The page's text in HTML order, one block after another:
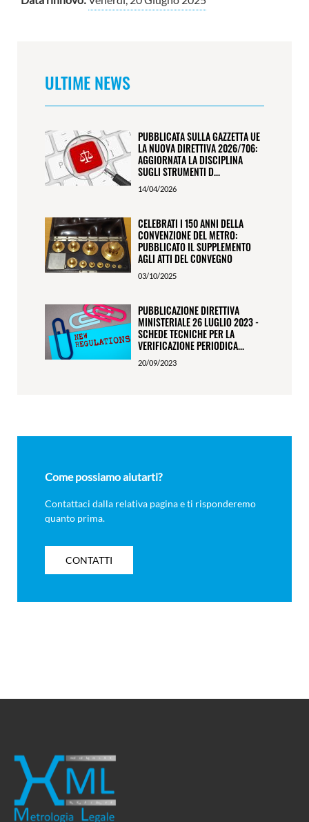
ULTIME NEWS
PUBBLICATA SULLA GAZZETTA UE
LA NUOVA DIRETTIVA 2026/706:
AGGIORNATA LA DISCIPLINA
SUGLI STRUMENTI D...
14/04/2026
CELEBRATI I 150 ANNI DELLA
CONVENZIONE DEL METRO:
PUBBLICATO IL SUPPLEMENTO
AGLI ATTI DEL CONVEGNO
03/10/2025
PUBBLICAZIONE DIRETTIVA
MINISTERIALE 26 LUGLIO 2023 -
SCHEDE TECNICHE PER LA
VERIFICAZIONE PERIODICA...
20/09/2023
Come possiamo aiutarti?
Contattaci dalla relativa pagina e ti risponderemo
quanto prima.
CONTATTI